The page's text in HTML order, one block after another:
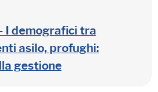
I demografici tra
asilo, profughi:
gestione